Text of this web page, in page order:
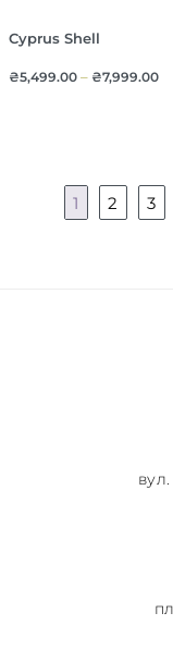
Cyprus Shell
₴5,499.00– ₴7,999.00
1 2 3